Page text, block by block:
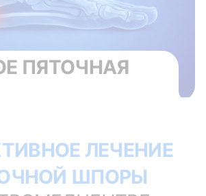
ПЯТОЧНАЯ
ЛЕЧЕНИЕ
ШПОРЫ